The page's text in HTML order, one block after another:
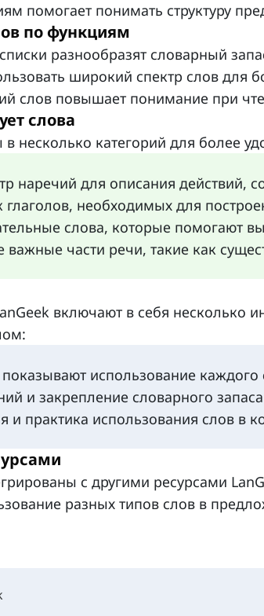
помогает понимать структуру
по функциям
разнообразят словарный
широкий спектр слов для
слов повышает понимание при
слова
несколько категорий для более
наречий для описания действий,
глаголов, необходимых для
слова, которые помогают
важные части речи, такие как
включают в себя
показывают использование
и закрепление словарного
и практика использования слов в
с другими ресурсами
разных типов слов в